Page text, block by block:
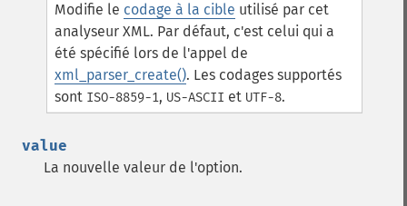
Modifie le codage à la cible utilisé par cet
analyseur XML. Par défaut, c'est celui qui a
été spécifié lors de l'appel de
xml_parser_create(). Les codages supportés
sont ISO-8859-1, US-ASCII et UTF-8.
value
La nouvelle valeur de l'option.